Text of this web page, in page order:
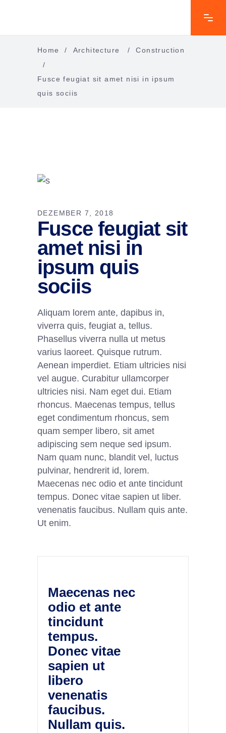
Home / Architecture /Construction
/
Fusce feugiat sit amet nisi in ipsum
quis sociis
DEZEMBER 7, 2018
Fusce feugiat sit
amet nisi in
ipsum quis
sociis
Aliquam lorem ante, dapibus in,
viverra quis, feugiat a, tellus.
Phasellus viverra nulla ut metus
varius laoreet. Quisque rutrum.
Aenean imperdiet. Etiam ultricies nisi
vel augue. Curabitur ullamcorper
ultricies nisi. Nam eget dui. Etiam
rhoncus. Maecenas tempus, tellus
eget condimentum rhoncus, sem
quam semper libero, sit amet
adipiscing sem neque sed ipsum.
Nam quam nunc, blandit vel, luctus
pulvinar, hendrerit id, lorem.
Maecenas nec odio et ante tincidunt
tempus. Donec vitae sapien ut liber.
venenatis faucibus. Nullam quis ante.
Ut enim.
Maecenas nec
odio et ante
tincidunt
tempus.
Donec vitae
sapien ut
libero
venenatis
faucibus.
Nullam quis.